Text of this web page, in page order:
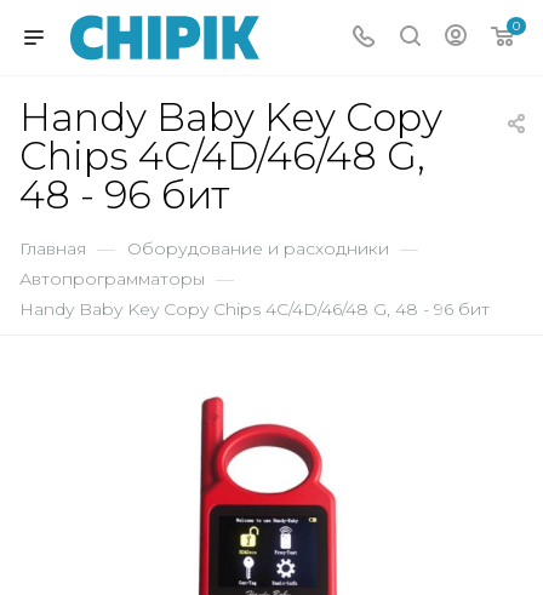
0
Handy Baby Key Copy
Chips 4C/4D/46/48 G,
48 - 96 бит
Главная — Оборудование и расходники —
Автопрограмматоры —
Handy Baby Key Copy Chips 4C/4D/46/48 G, 48 - 96 бит